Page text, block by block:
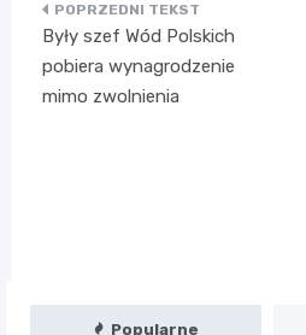
Nawigacja
wpisu
Były szef Wód Polskich
pobiera wynagrodzenie
mimo zwolnienia
Popularne